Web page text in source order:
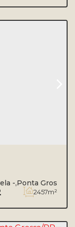
,Ponta Grossa
2457m²